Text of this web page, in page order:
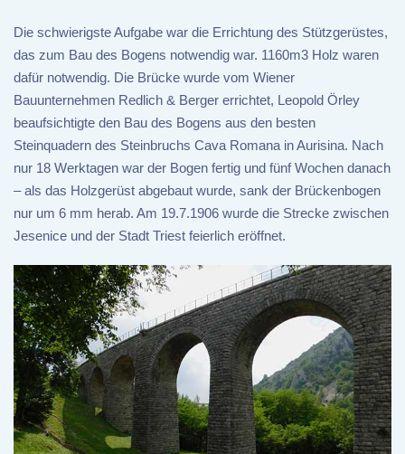
Die schwierigste Aufgabe war die Errichtung des Stützgerüstes,
das zum Bau des Bogens notwendig war. 1160m3 Holz waren
dafür notwendig. Die Brücke wurde vom Wiener
Bauunternehmen Redlich & Berger errichtet, Leopold Örley
beaufsichtigte den Bau des Bogens aus den besten
Steinquadern des Steinbruchs Cava Romana in Aurisina. Nach
nur 18 Werktagen war der Bogen fertig und fünf Wochen danach
– als das Holzgerüst abgebaut wurde, sank der Brückenbogen
nur um 6 mm herab. Am 19.7.1906 wurde die Strecke zwischen
Jesenice und der Stadt Triest feierlich eröffnet.